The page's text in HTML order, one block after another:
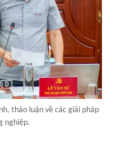
thảo luận về các giải pháp
nghiệp.